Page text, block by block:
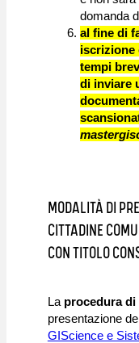
domanda
al fine di
iscrizione
tempi
di inviare
MODALITÀ DI
CITTADINE
CON TITOLO
La procedura
presentazione
GIScience e